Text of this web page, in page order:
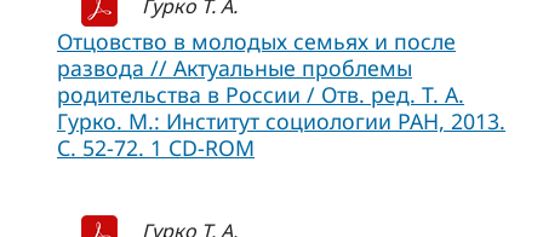
Гурко Т. А.
Отцовство в молодых семьях и после
развода // Актуальные проблемы
родительства в России / Отв. ред. Т. А.
Гурко. М.: Институт социологии РАН, 2013.
С. 52-72. 1 CD-ROM
Гурко Т. А.